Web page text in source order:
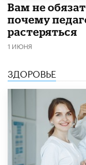
​Вам не
почему
растеряться
1 ИЮНЯ
ЗДОРОВЬЕ